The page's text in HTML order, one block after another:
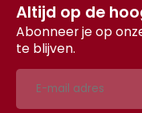
Altijd op de
Abonneer je op
te blijven.